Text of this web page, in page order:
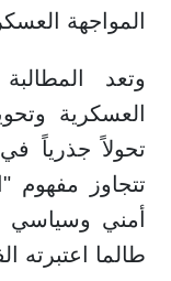
المواجهة
وتعد
العسكرية
تحولاً جذرياً
تتجاوز مفهوم
أمني وسياسي
طالما اعتبرته